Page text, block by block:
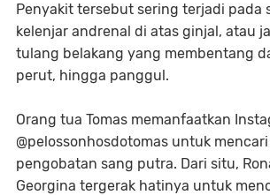
Penyakit tersebut sering terjadi pada
kelenjar andrenal di atas ginjal, atau
tulang belakang yang membentang
perut, hingga panggul.
Orang tua Tomas memanfaatkan
@pelossonhosdotomas untuk
pengobatan sang putra. Dari situ,
Georgina tergerak hatinya untuk